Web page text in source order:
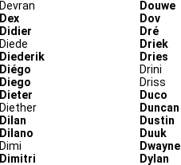
Devran
Dex
Didier
Diede
Diederik
Diégo
Diego
Dieter
Diether
Dilan
Dilano
Dimi
Dimitri
Douwe
Dov
Dré
Driek
Dries
Drini
Driss
Duco
Duncan
Dustin
Duuk
Dwayne
Dylan